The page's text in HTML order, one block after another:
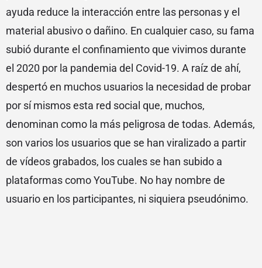
ayuda reduce la interacción entre las personas y el
material abusivo o dañino. En cualquier caso, su fama
subió durante el confinamiento que vivimos durante
el 2020 por la pandemia del Covid-19. A raíz de ahí,
despertó en muchos usuarios la necesidad de probar
por sí mismos esta red social que, muchos,
denominan como la más peligrosa de todas. Además,
son varios los usuarios que se han viralizado a partir
de vídeos grabados, los cuales se han subido a
plataformas como YouTube. No hay nombre de
usuario en los participantes, ni siquiera pseudónimo.